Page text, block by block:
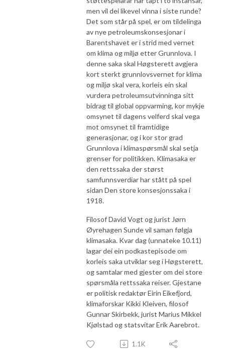
men vil dei likevel vinna i siste runde?
Det som står på spel, er om tildelinga
av nye petroleumskonsesjonar i
Barentshavet er i strid med vernet
om klima og miljø etter Grunnlova. I
denne saka skal Høgsterett avgjera
kort sterkt grunnlovsvernet for klima
og miljø skal vera, korleis ein skal
vurdera petroleumsutvinninga sitt
bidrag til global oppvarming, kor mykje
omsynet til dagens velferd skal vega
mot omsynet til framtidige
generasjonar, og i kor stor grad
Grunnlova i klimaspørsmål skal setja
grenser for politikken. Klimasaka er
den rettssaka der størst
samfunnsverdiar har stått på spel
sidan Den store konsesjonssaka i
1918.
Filosof David Vogt og jurist Jørn
Øyrehagen Sunde vil saman følgja
klimasaka. Kvar dag (unnateke 10.11)
lagar dei ein podkastepisode om
korleis saka utviklar seg i Høgsterett,
og samtalar med gjester om dei store
spørsmåla rettssaka reiser. Gjestane
er politisk redaktør Eirin Eikefjord,
klimaforskar Kikki Kleiven, filosof
Gunnar Skirbekk, jurist Marius Mikkel
Kjølstad og statsvitar Erik Aarebrot.
1.1K